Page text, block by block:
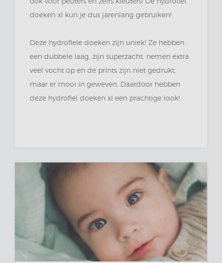
doeken xl kun je dus jarenlang gebruiken!
Deze hydrofiele doeken zijn uniek! Ze hebben
een dubbele laag, zijn superzacht, nemen extra
veel vocht op en de prints zijn niet gedrukt,
maar er mooi in geweven. Daardoor hebben
deze hydrofiel doeken xl een prachtige look!